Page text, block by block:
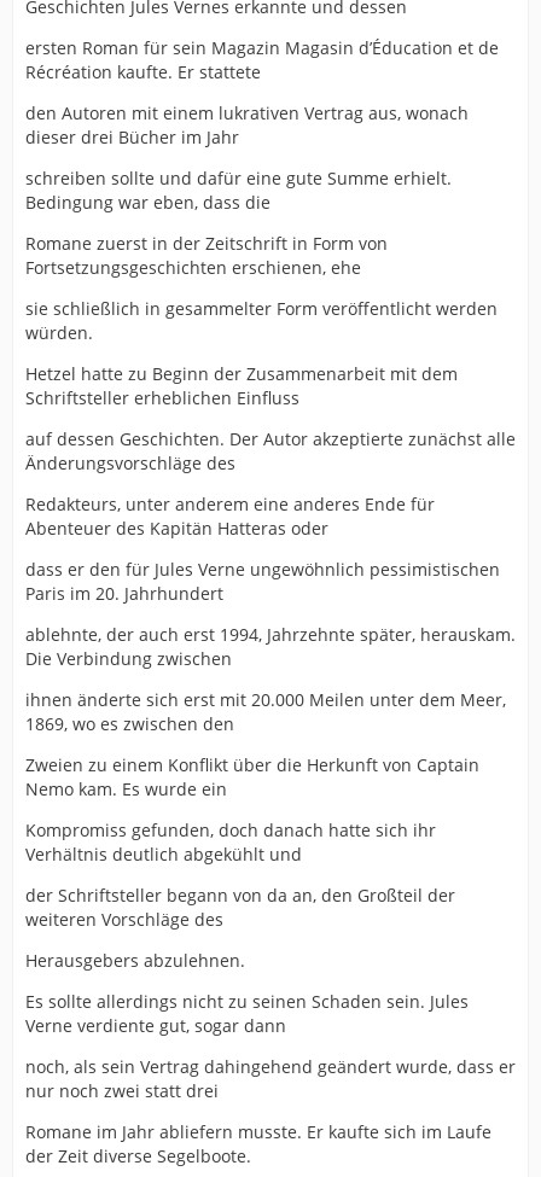
Geschichten Jules Vernes erkannte und dessen
ersten Roman für sein Magazin Magasin d’Éducation et de
Récréation kaufte. Er stattete
den Autoren mit einem lukrativen Vertrag aus, wonach
dieser drei Bücher im Jahr
schreiben sollte und dafür eine gute Summe erhielt.
Bedingung war eben, dass die
Romane zuerst in der Zeitschrift in Form von
Fortsetzungsgeschichten erschienen, ehe
sie schließlich in gesammelter Form veröffentlicht werden
würden.
Hetzel hatte zu Beginn der Zusammenarbeit mit dem
Schriftsteller erheblichen Einfluss
auf dessen Geschichten. Der Autor akzeptierte zunächst alle
Änderungsvorschläge des
Redakteurs, unter anderem eine anderes Ende für
Abenteuer des Kapitän Hatteras oder
dass er den für Jules Verne ungewöhnlich pessimistischen
Paris im 20. Jahrhundert
ablehnte, der auch erst 1994, Jahrzehnte später, herauskam.
Die Verbindung zwischen
ihnen änderte sich erst mit 20.000 Meilen unter dem Meer,
1869, wo es zwischen den
Zweien zu einem Konflikt über die Herkunft von Captain
Nemo kam. Es wurde ein
Kompromiss gefunden, doch danach hatte sich ihr
Verhältnis deutlich abgekühlt und
der Schriftsteller begann von da an, den Großteil der
weiteren Vorschläge des
Herausgebers abzulehnen.
Es sollte allerdings nicht zu seinen Schaden sein. Jules
Verne verdiente gut, sogar dann
noch, als sein Vertrag dahingehend geändert wurde, dass er
nur noch zwei statt drei
Romane im Jahr abliefern musste. Er kaufte sich im Laufe
der Zeit diverse Segelboote.